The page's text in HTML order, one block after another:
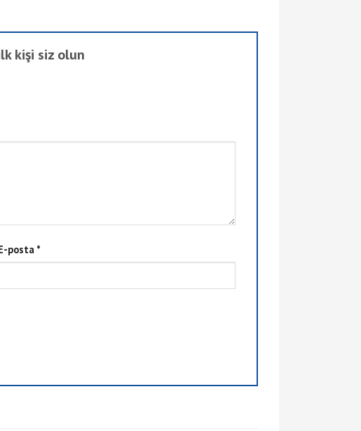
kişi siz olun
posta *